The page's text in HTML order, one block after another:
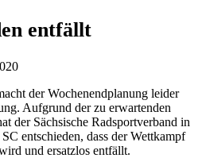
entfällt
der Wochenendplanung leider
Aufgrund der zu erwartenden
der Sächsische Radsportverband in
entschieden, dass der Wettkampf
und ersatzlos entfällt.